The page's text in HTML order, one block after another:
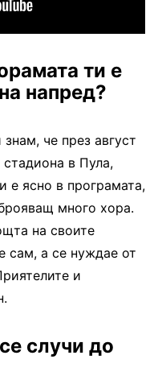
ти е
напред?
че през август
в Пула,
е ясно в програмата,
много хора.
на своите
сам, а се нуждае от
и
случи до